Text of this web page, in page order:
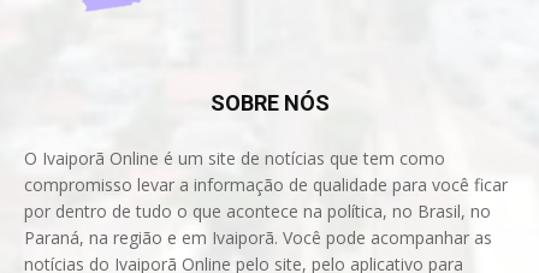
SOBRE NÓS
O Ivaiporã Online é um site de notícias que tem como
compromisso levar a informação de qualidade para você ficar
por dentro de tudo o que acontece na política, no Brasil, no
Paraná, na região e em Ivaiporã. Você pode acompanhar as
notícias do Ivaiporã Online pelo site, pelo aplicativo para